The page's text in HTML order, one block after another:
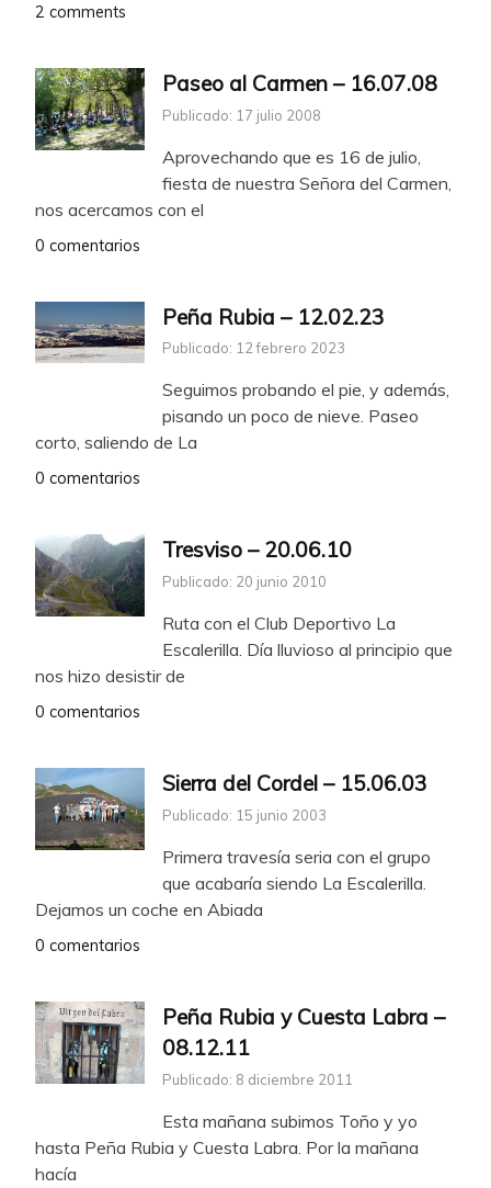
2 comments
Paseo al Carmen – 16.07.08
Publicado: 17 julio 2008
Aprovechando que es 16 de julio,
fiesta de nuestra Señora del Carmen,
nos acercamos con el
0 comentarios
Peña Rubia – 12.02.23
Publicado: 12 febrero 2023
Seguimos probando el pie, y además,
pisando un poco de nieve. Paseo
corto, saliendo de La
0 comentarios
Tresviso – 20.06.10
Publicado: 20 junio 2010
Ruta con el Club Deportivo La
Escalerilla. Día lluvioso al principio que
nos hizo desistir de
0 comentarios
Sierra del Cordel – 15.06.03
Publicado: 15 junio 2003
Primera travesía seria con el grupo
que acabaría siendo La Escalerilla.
Dejamos un coche en Abiada
0 comentarios
Peña Rubia y Cuesta Labra –
08.12.11
Publicado: 8 diciembre 2011
Esta mañana subimos Toño y yo
hasta Peña Rubia y Cuesta Labra. Por la mañana
hacía